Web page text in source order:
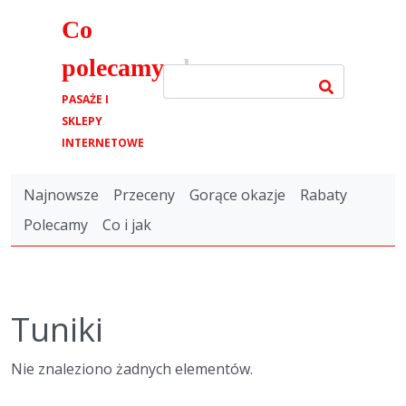
Co
polecamy.pl
PASAŻE I
SKLEPY
INTERNETOWE
Najnowsze Przeceny Gorące okazje
Rabaty
Polecamy
Co i jak
Tuniki
Nie znaleziono żadnych elementów.